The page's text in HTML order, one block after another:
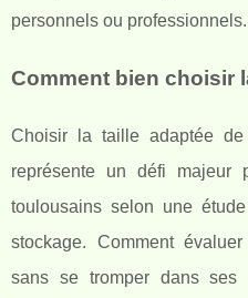
personnels ou professionnels.
Comment bien choisir
Choisir la taille adaptée
représente un défi majeur
toulousains selon une
stockage. Comment
sans se tromper dans